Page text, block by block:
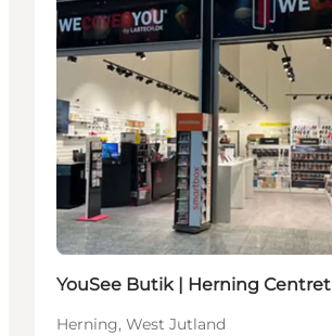
YouSee Butik | Herning Centret
Herning, West Jutland